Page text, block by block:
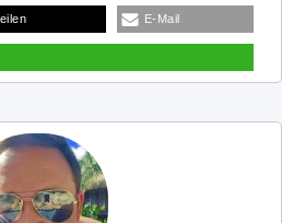
E-Mail